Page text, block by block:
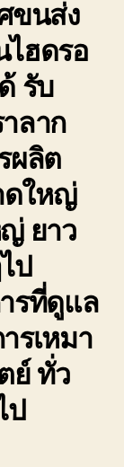
ขนส่ง
ฮดรอ
รับ
ลาก
ผลิต
ดใหญ่
ยาว
ป
รที่ดูแล
รเหมา
ย์ ทั่ว
ป